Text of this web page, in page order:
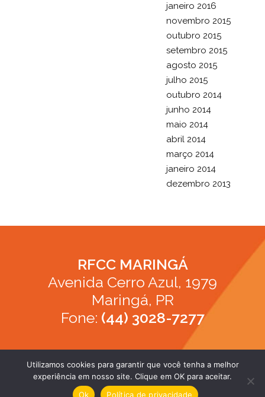
janeiro 2016
novembro 2015
outubro 2015
setembro 2015
agosto 2015
julho 2015
outubro 2014
junho 2014
maio 2014
abril 2014
março 2014
janeiro 2014
dezembro 2013
RFCC MARINGÁ
Avenida Cerro Azul, 1979
Maringá, PR
Fone: (44) 3028-7277
apoio Young Studio
Utilizamos cookies para garantir que você tenha a melhor
experiência em nosso site. Clique em OK para aceitar.
Ok
Política de privacidade